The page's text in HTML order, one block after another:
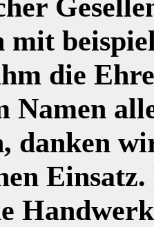
mit
die
Namen
danken
Einsatz.